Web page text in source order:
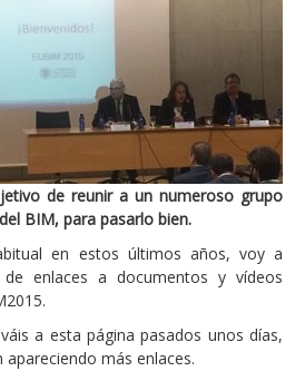
de reunir a un numeroso grupo
BIM, para pasarlo bien.
en estos últimos años, voy a
enlaces a documentos y vídeos
a esta página pasados unos días,
más enlaces.